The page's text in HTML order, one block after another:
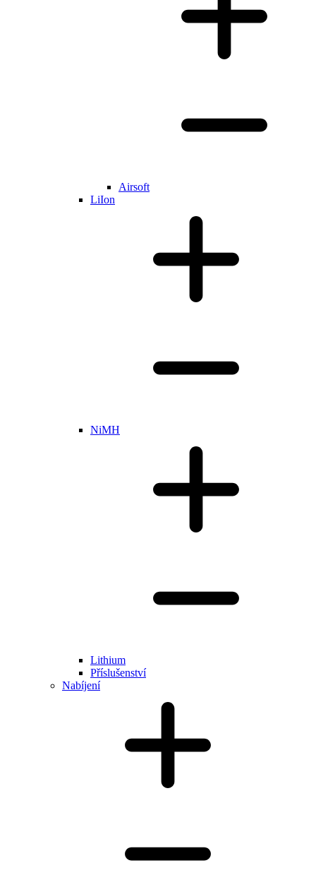
Airsoft
LiIon
NiMH
Lithium
Příslušenství
Nabíjení